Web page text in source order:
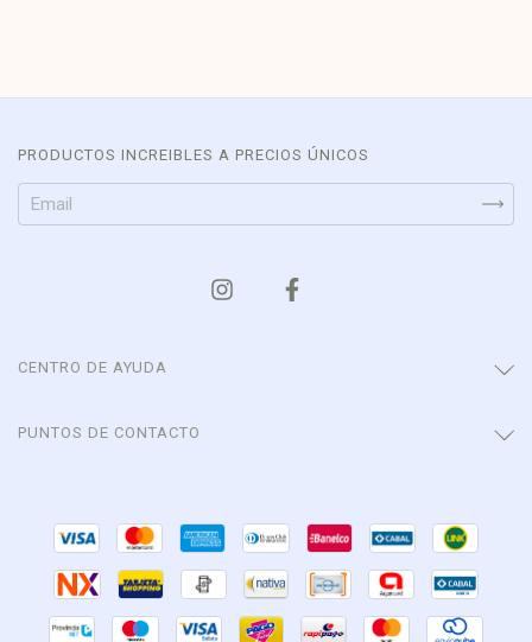
PRODUCTOS INCREIBLES A PRECIOS ÚNICOS
CENTRO DE AYUDA
PUNTOS DE CONTACTO